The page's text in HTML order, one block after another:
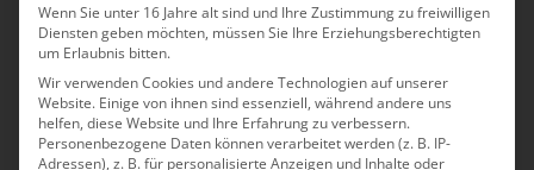
An kommunikativem Einfühlungsvermögen
Wenn Sie unter 16 Jahre alt sind und Ihre Zustimmung zu freiwilligen
Diensten geben möchten, müssen Sie Ihre Erziehungsberechtigten
um Erlaubnis bitten.
Wir verwenden Cookies und andere Technologien auf unserer
Website. Einige von ihnen sind essenziell, während andere uns
helfen, diese Website und Ihre Erfahrung zu verbessern.
Personenbezogene Daten können verarbeitet werden (z. B. IP-
Adressen), z. B. für personalisierte Anzeigen und Inhalte oder